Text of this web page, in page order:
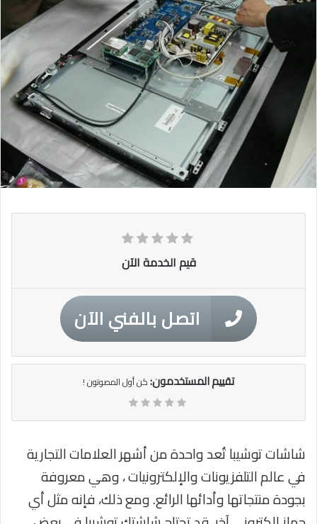
قيم الخدمة الآن
اتصل بالفني الآن
تقييم المستخدمون:كن أول المصوتون !
شاشات توشيبا تُعد واحدة من أشهر العلامات التجارية
في عالم التلفزيونات والإلكترونيات ، وهي معروفة
بجودة منتجاتها وأدائها الرائع. ومع ذلك، فإنه مثل أي